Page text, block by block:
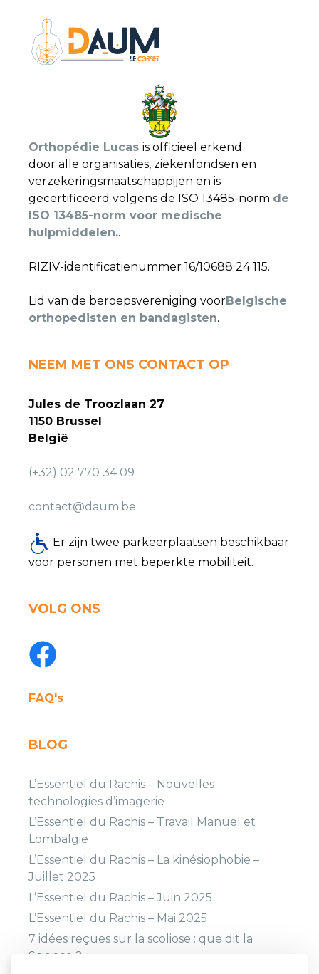
Orthopédie Lucas is officieel erkend
door alle organisaties, ziekenfondsen en
verzekeringsmaatschappijen en is
gecertificeerd volgens de ISO 13485-norm de
ISO 13485-norm voor medische
hulpmiddelen..
RIZIV-identificatienummer 16/10688 24 115.
Lid van de beroepsvereniging voorBelgische
orthopedisten en bandagisten.
NEEM MET ONS CONTACT OP
Jules de Troozlaan 27
1150 Brussel
België
(+32) 02 770 34 09
contact@daum.be
Er zijn twee parkeerplaatsen beschikbaar
voor personen met beperkte mobiliteit.
VOLG ONS
FAQ's
BLOG
L’Essentiel du Rachis – Nouvelles
technologies d’imagerie
L’Essentiel du Rachis – Travail Manuel et
Lombalgie
L’Essentiel du Rachis – La kinésiophobie –
Juillet 2025
L’Essentiel du Rachis – Juin 2025
L’Essentiel du Rachis – Mai 2025
7 idées reçues sur la scoliose : que dit la
Science ?